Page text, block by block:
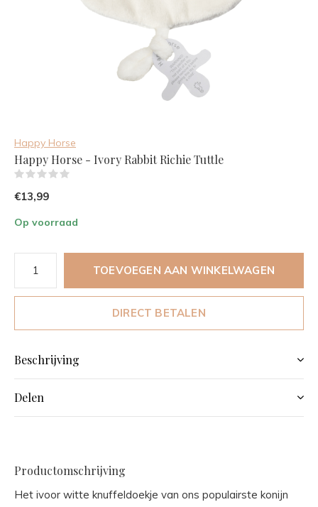
Happy Horse
Happy Horse - Ivory Rabbit Richie Tuttle
€13,99
Op voorraad
TOEVOEGEN AAN WINKELWAGEN
DIRECT BETALEN
Beschrijving
Delen
Productomschrijving
Het ivoor witte knuffeldoekje van ons populairste konijn